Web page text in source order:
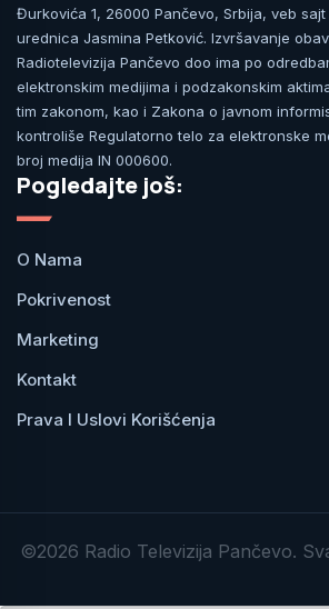
Đurkovića 1, 26000 Pančevo, Srbija, veb
urednica Jasmina Petković. Izvršavanje
Radiotelevizija Pančevo doo ima po
elektronskim medijima i podzakonskim
tim zakonom, kao i Zakona o javnom
kontroliše Regulatorno telo za elektronske
broj medija IN 000600.
Pogledajte još:
O Nama
Pokrivenost
Marketing
Kontakt
Prava I Uslovi Korišćenja
©2026 Radio Televizija Pančevo.